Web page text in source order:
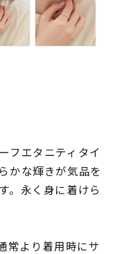
フエタニティタイ
かな輝きが気品を
。永く身に着けら
常より着用時にサ